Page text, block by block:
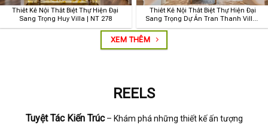
Thiết Kế Nội Thất Biệt Thự Hiện Đại
Sang Trọng Huy Villa | NT 278
Thiết Kế Nội Thất Biệt Thự Hiện Đại
Sang Trọng Dự Án Tran Thanh Villa |
NT 277
XEM THÊM
REELS
Tuyệt Tác Kiến Trúc– Khám phá những thiết kế ấn tượng